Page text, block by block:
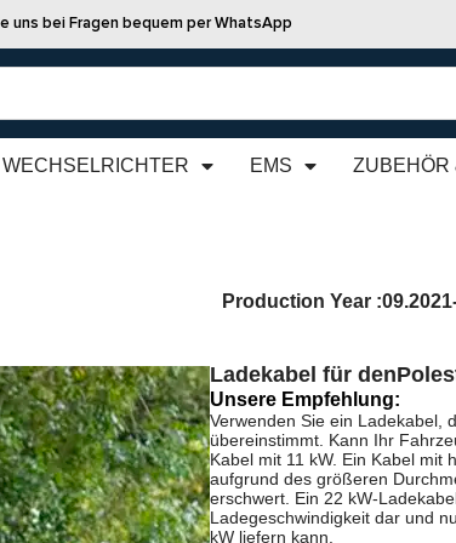
uns bei Fragen bequem per WhatsApp
WECHSELRICHTER EMS ZUBEHÖR
Production Year :
Ladekabel für den
Unsere Empfehlung:
Verwenden Sie ein Ladekabel,
übereinstimmt. Kann Ihr
Kabel mit 11 kW. Ein Kabel mit
aufgrund des größeren
erschwert. Ein 22 kW-
Ladegeschwindigkeit dar und
kW liefern kann.